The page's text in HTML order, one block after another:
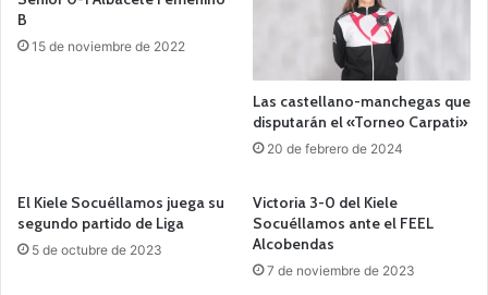
B
15 de noviembre de 2022
Las castellano-manchegas que
disputarán el «Torneo Carpati»
20 de febrero de 2024
El Kiele Socuéllamos juega su
segundo partido de Liga
5 de octubre de 2023
Victoria 3-0 del Kiele
Socuéllamos ante el FEEL
Alcobendas
7 de noviembre de 2023